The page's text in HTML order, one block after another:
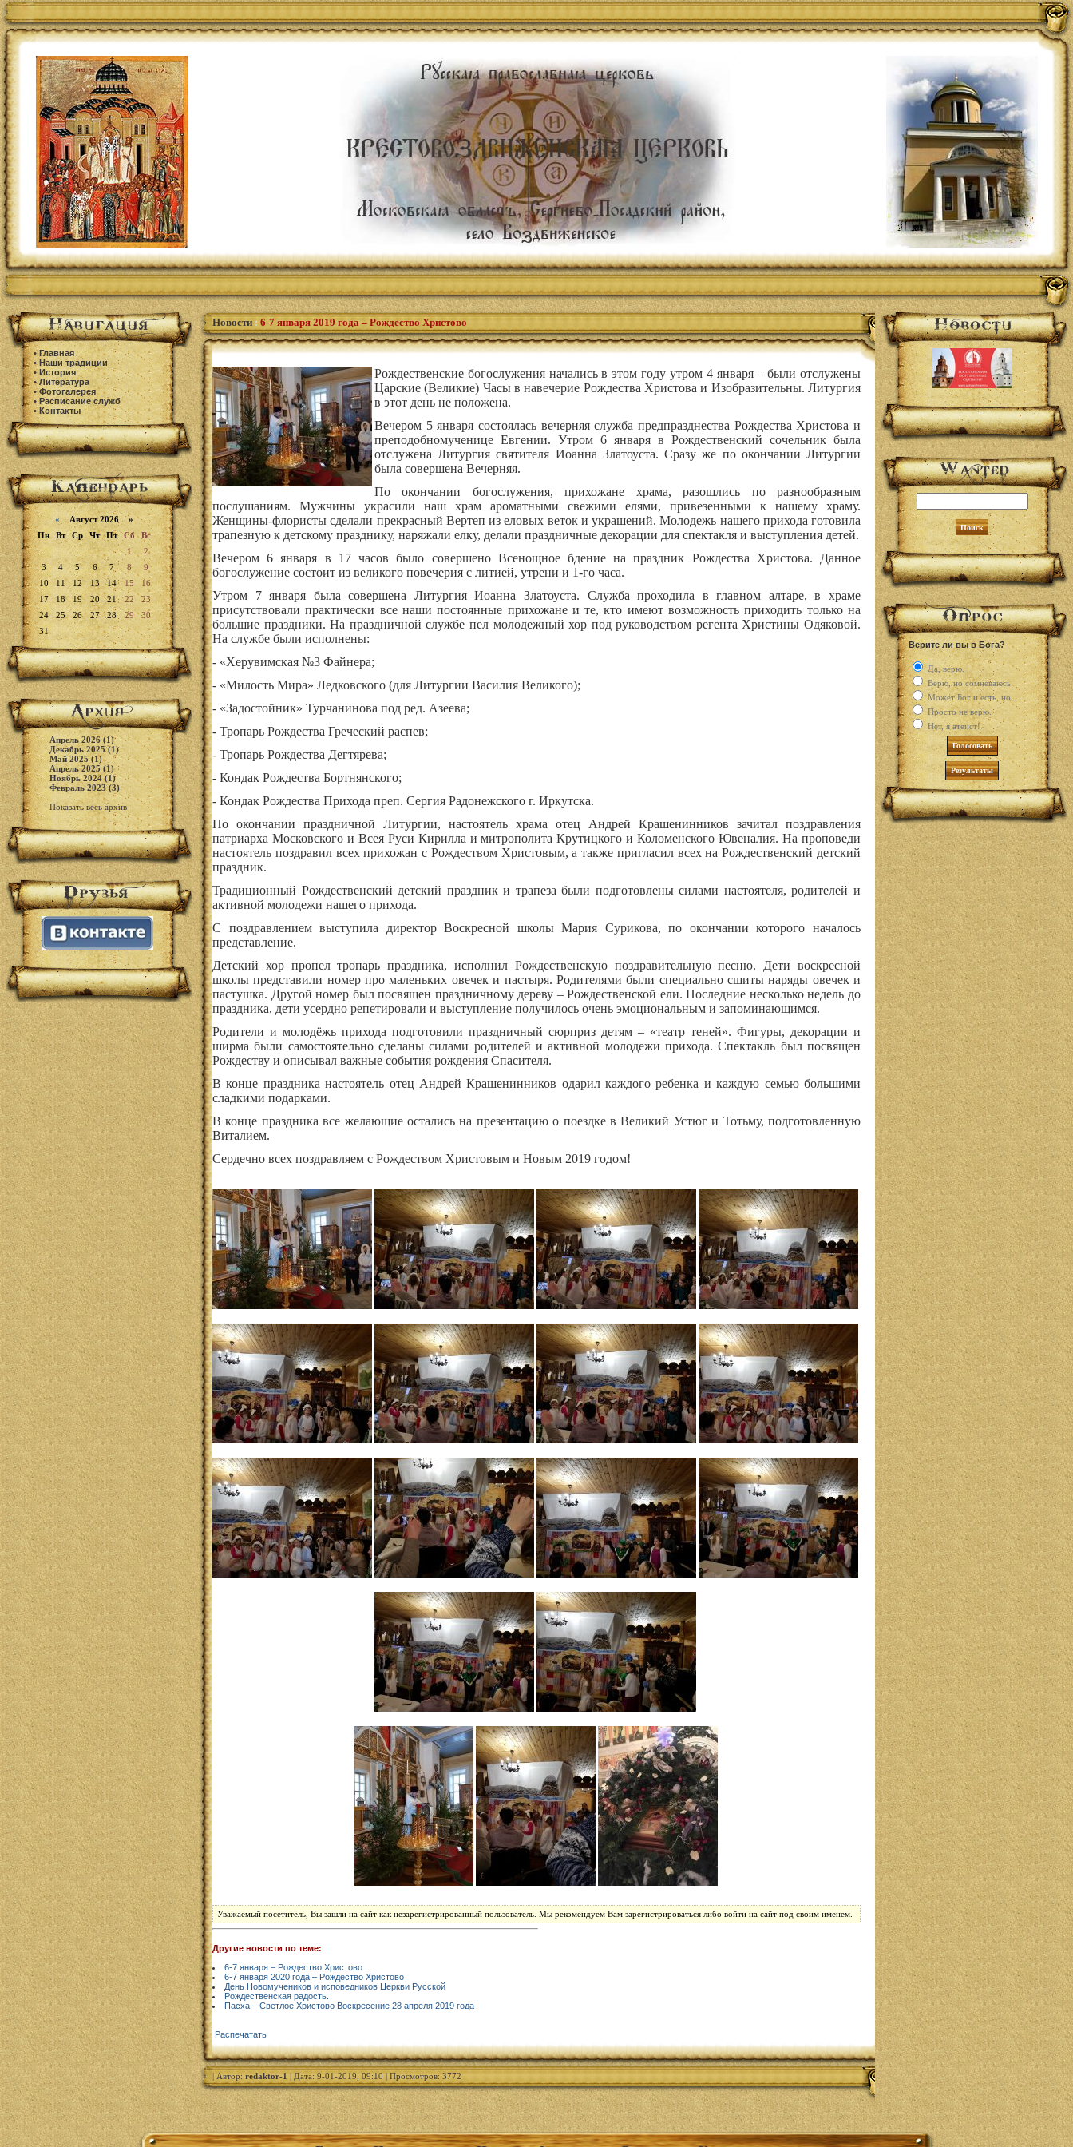
•Главная
•Наши традиции
•История
•Литература
•Фотогалерея
•Расписание служб
•Контакты
«Август 2026 »
Пн
Вт Ср Чт Пт Сб
Вс
1
2
3
4 5 6 7 8
9
10
11 12 13 14 15
16
17
18 19 20 21 22
23
24
25 26 27 28 29
30
31
Апрель 2026 (1)
Декабрь 2025 (1)
Май 2025 (1)
Апрель 2025 (1)
Ноябрь 2024 (1)
Февраль 2023 (3)
Показать весь архив
Новости : 6-7 января 2019 года – Рождество Христово
Рождественские богослужения начались в этом году утром 4 января – были отслужены
Царские (Великие) Часы в навечерие Рождества Христова и Изобразительны. Литургия
в этот день не положена.
Вечером 5 января состоялась вечерняя служба предпразднества Рождества Христова и
преподобномученице Евгении. Утром 6 января в Рождественский сочельник была
отслужена Литургия святителя Иоанна Златоуста. Сразу же по окончании Литургии
была совершена Вечерняя.
По окончании богослужения, прихожане храма, разошлись по разнообразным
послушаниям. Мужчины украсили наш храм ароматными свежими елями, привезенными к нашему храму.
Женщины-флористы сделали прекрасный Вертеп из еловых веток и украшений. Молодежь нашего прихода готовила
трапезную к детскому празднику, наряжали елку, делали праздничные декорации для спектакля и выступления детей.
Вечером 6 января в 17 часов было совершено Всенощное бдение на праздник Рождества Христова. Данное
богослужение состоит из великого повечерия с литией, утрени и 1-го часа.
Утром 7 января была совершена Литургия Иоанна Златоуста. Служба проходила в главном алтаре, в храме
присутствовали практически все наши постоянные прихожане и те, кто имеют возможность приходить только на
большие праздники. На праздничной службе пел молодежный хор под руководством регента Христины Одяковой.
На службе были исполнены:
- «Херувимская №3 Файнера;
- «Милость Мира» Ледковского (для Литургии Василия Великого);
- «Задостойник» Турчанинова под ред. Азеева;
- Тропарь Рождества Греческий распев;
- Тропарь Рождества Дегтярева;
- Кондак Рождества Бортнянского;
- Кондак Рождества Прихода преп. Сергия Радонежского г. Иркутска.
По окончании праздничной Литургии, настоятель храма отец Андрей Крашенинников зачитал поздравления
патриарха Московского и Всея Руси Кирилла и митрополита Крутицкого и Коломенского Ювеналия. На проповеди
настоятель поздравил всех прихожан с Рождеством Христовым, а также пригласил всех на Рождественский детский
праздник.
Традиционный Рождественский детский праздник и трапеза были подготовлены силами настоятеля, родителей и
активной молодежи нашего прихода.
С поздравлением выступила директор Воскресной школы Мария Сурикова, по окончании которого началось
представление.
Детский хор пропел тропарь праздника, исполнил Рождественскую поздравительную песню. Дети воскресной
школы представили номер про маленьких овечек и пастыря. Родителями были специально сшиты наряды овечек и
пастушка. Другой номер был посвящен праздничному дереву – Рождественской ели. Последние несколько недель до
праздника, дети усердно репетировали и выступление получилось очень эмоциональным и запоминающимся.
Родители и молодёжь прихода подготовили праздничный сюрприз детям – «театр теней». Фигуры, декорации и
ширма были самостоятельно сделаны силами родителей и активной молодежи прихода. Спектакль был посвящен
Рождеству и описывал важные события рождения Спасителя.
В конце праздника настоятель отец Андрей Крашенинников одарил каждого ребенка и каждую семью большими
сладкими подарками.
В конце праздника все желающие остались на презентацию о поездке в Великий Устюг и Тотьму, подготовленную
Виталием.
Сердечно всех поздравляем с Рождеством Христовым и Новым 2019 годом!
Уважаемый посетитель, Вы зашли на сайт как незарегистрированный пользователь. Мы рекомендуем Вам зарегистрироваться либо войти на сайт под своим именем.
Другие новости по теме:
6-7 января – Рождество Христово.
6-7 января 2020 года – Рождество Христово
День Новомучеников и исповедников Церкви Русской
Рождественская радость.
Пасха – Светлое Христово Воскресение 28 апреля 2019 года
Распечатать
| Автор: redaktor-1 | Дата: 9-01-2019, 09:10 | Просмотров: 3772
Верите ли вы в Бога?
Да, верю.
Верю, но сомневаюсь.
Может Бог и есть, но...
Просто не верю.
Нет, я атеист!